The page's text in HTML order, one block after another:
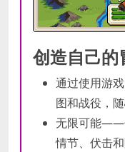
创造自己的
通过使用游
图和战役，
无限可能——
情节、伏击